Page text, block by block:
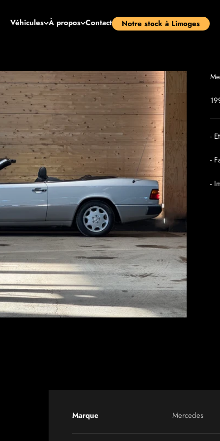
Véhicules À propos Contact Notre stock à Limoges
-
-
-
Marque Mercedes